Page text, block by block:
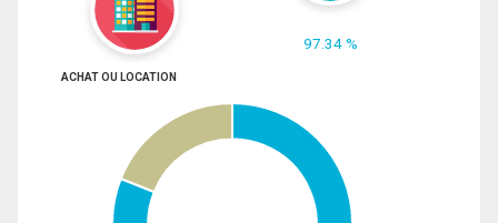
97.34 %
ACHAT OU LOCATION